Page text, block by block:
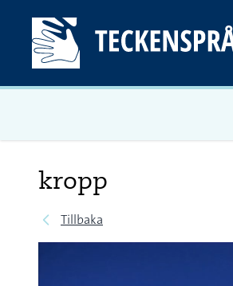
kropp
Tillbaka